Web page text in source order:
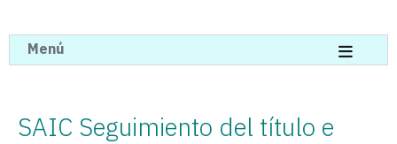
Menú
SAIC Seguimiento del título e